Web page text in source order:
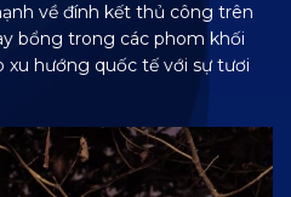
về đính kết thủ công trên
bổng trong các phom khối
hướng quốc tế với sự tươi